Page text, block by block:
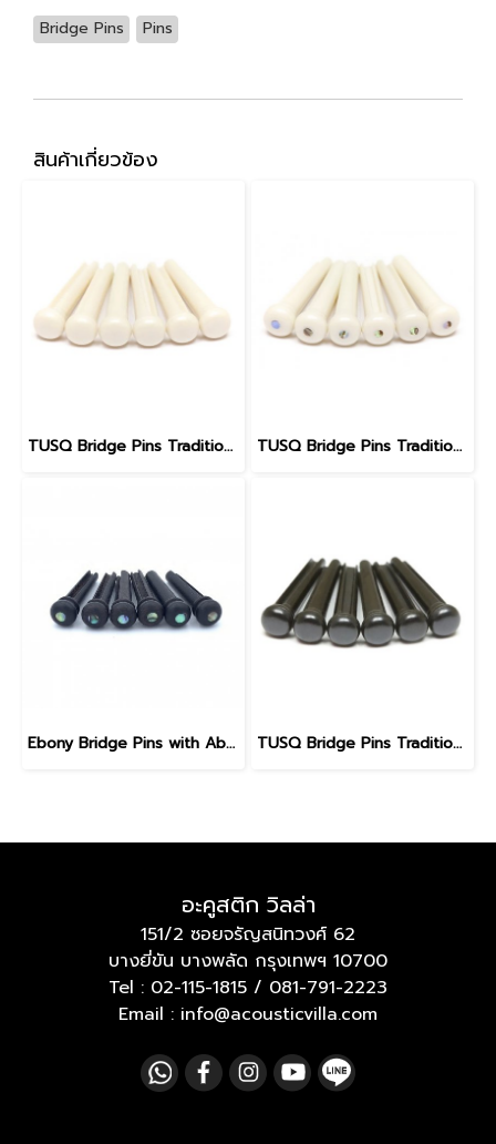
Bridge Pins Pins
สินค้าเกี่ยวข้อง
TUSQ Bridge Pins Traditional Style PP-1100 White / No Dot TUSQ Bridge Pins Traditional Style PP-1182
Ebony Bridge Pins with Abalone dot, EB1, 5.3 mm TUSQ Bridge Pins Traditional Style PP-2100 Black / No Dot
อะคูสติก วิลล่า
151/2 ซอยจรัญสนิทวงศ์ 62
บางยี่ขัน บางพลัด กรุงเทพฯ 10700
Tel : 02-115-1815 / 081-791-2223
Email : info@acousticvilla.com